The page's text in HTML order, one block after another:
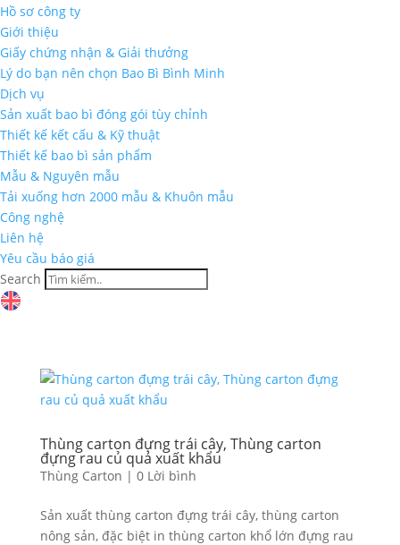
Hồ sơ công ty
Giới thiệu
Giấy chứng nhận & Giải thưởng
Lý do bạn nên chọn Bao Bì Bình Minh
Dịch vụ
Sản xuất bao bì đóng gói tùy chỉnh
Thiết kế kết cấu & Kỹ thuật
Thiết kế bao bì sản phẩm
Mẫu & Nguyên mẫu
Tải xuống hơn 2000 mẫu & Khuôn mẫu
Công nghệ
Liên hệ
Yêu cầu báo giá
Search
Thùng carton đựng trái cây, Thùng carton
đựng rau củ quả xuất khẩu
Thùng Carton | 0 Lời bình
Sản xuất thùng carton đựng trái cây, thùng carton
nông sản, đặc biệt in thùng carton khổ lớn đựng rau